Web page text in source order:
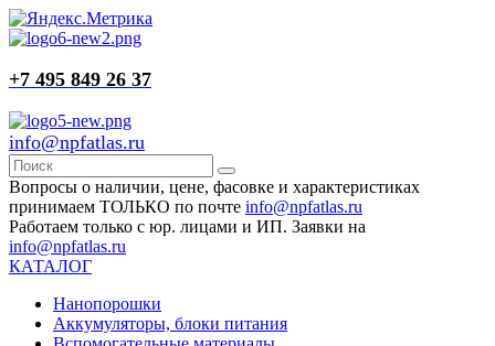
+7 495 849 26 37
info@npfatlas.ru
Вопросы о наличии, цене, фасовке и характеристиках
принимаем ТОЛЬКО по почте info@npfatlas.ru
Работаем только с юр. лицами и ИП. Заявки на
info@npfatlas.ru
КАТАЛОГ
Нанопорошки
Аккумуляторы, блоки питания